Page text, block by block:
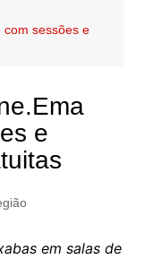
com sessões e
e
em salas de